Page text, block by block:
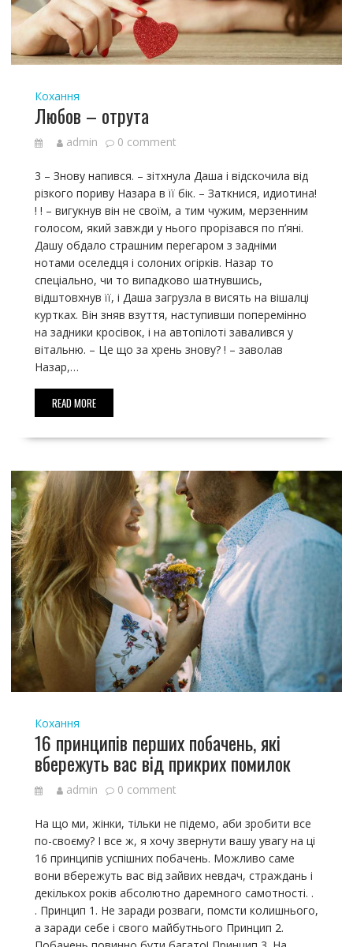
Кохання
Любов – отрута
admin 0 comment
3 – Знову напився. – зітхнула Даша і відскочила від
різкого пориву Назара в її бік. – Заткнися, идиотина!
! ! – вигукнув він не своїм, а тим чужим, мерзенним
голосом, який завжди у нього прорізався по п’яні.
Дашу обдало страшним перегаром з задніми
нотами оселедця і солоних огірків. Назар то
спеціально, чи то випадково шатнувшись,
відштовхнув її, і Даша загрузла в висять на вішалці
куртках. Він зняв взуття, наступивши поперемінно
на задники кросівок, і на автопілоті завалився у
вітальню. – Це що за хрень знову? ! – заволав
Назар,…
READ MORE
Кохання
16 принципів перших побачень, які
вбережуть вас від прикрих помилок
admin 0 comment
На що ми, жінки, тільки не підемо, аби зробити все
по-своєму? І все ж, я хочу звернути вашу увагу на ці
16 принципів успішних побачень. Можливо саме
вони вбережуть вас від зайвих невдач, страждань і
декількох років абсолютно даремного самотності. .
. Принцип 1. Не заради розваги, помсти колишнього,
а заради себе і свого майбутнього Принцип 2.